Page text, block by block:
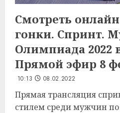
Смотреть
гонки. Спринт.
Олимпиада 2022
Прямой эфир 8
10:13 08.02.2022
Прямая трансляция
стилем среди мужчин